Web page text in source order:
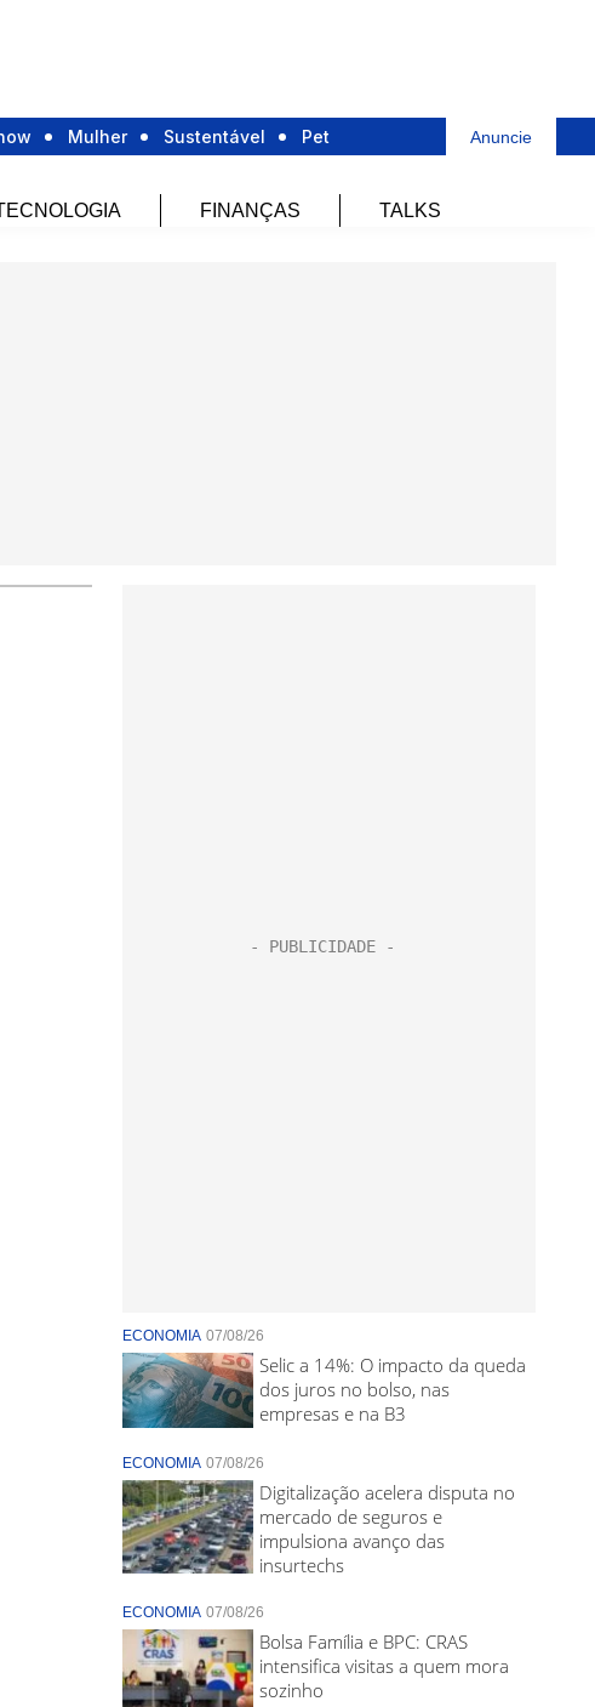
Mulher Sustentável Pet Anuncie
FINANÇAS TALKS
ECONOMIA 07/08/26
Selic a 14%: O impacto da queda
dos juros no bolso, nas
empresas e na B3
ECONOMIA 07/08/26
Digitalização acelera disputa no
mercado de seguros e
impulsiona avanço das
insurtechs
ECONOMIA 07/08/26
Bolsa Família e BPC: CRAS
intensifica visitas a quem mora
sozinho